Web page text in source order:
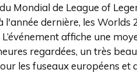
Mondial de League of
dernière, les Worlds
affiche une
regardées, un très
les fuseaux européens et